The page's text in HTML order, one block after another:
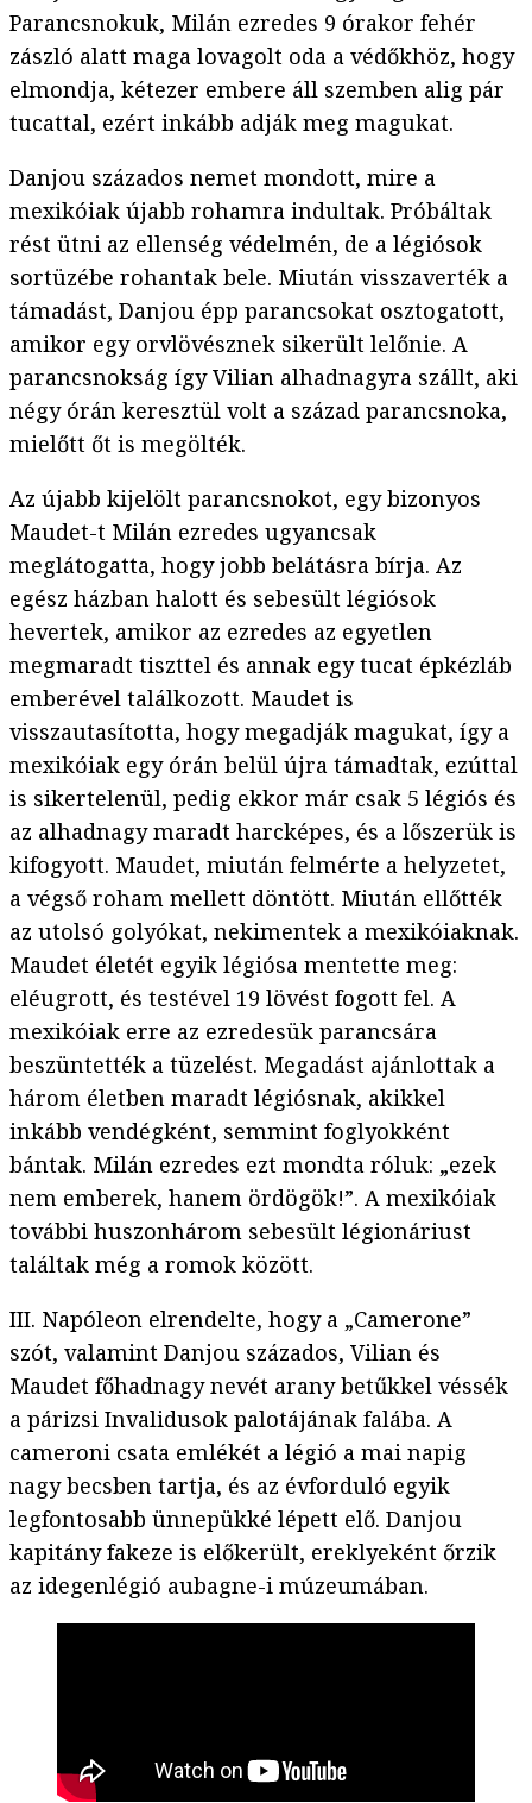
Parancsnokuk, Milán ezredes 9 órakor fehér
zászló alatt maga lovagolt oda a védőkhöz, hogy
elmondja, kétezer embere áll szemben alig pár
tucattal, ezért inkább adják meg magukat.
Danjou százados nemet mondott, mire a
mexikóiak újabb rohamra indultak. Próbáltak
rést ütni az ellenség védelmén, de a légiósok
sortüzébe rohantak bele. Miután visszaverték a
támadást, Danjou épp parancsokat osztogatott,
amikor egy orvlövésznek sikerült lelőnie. A
parancsnokság így Vilian alhadnagyra szállt, aki
négy órán keresztül volt a század parancsnoka,
mielőtt őt is megölték.
Az újabb kijelölt parancsnokot, egy bizonyos
Maudet-t Milán ezredes ugyancsak
meglátogatta, hogy jobb belátásra bírja. Az
egész házban halott és sebesült légiósok
hevertek, amikor az ezredes az egyetlen
megmaradt tiszttel és annak egy tucat épkézláb
emberével találkozott. Maudet is
visszautasította, hogy megadják magukat, így a
mexikóiak egy órán belül újra támadtak, ezúttal
is sikertelenül, pedig ekkor már csak 5 légiós és
az alhadnagy maradt harcképes, és a lőszerük is
kifogyott. Maudet, miután felmérte a helyzetet,
a végső roham mellett döntött. Miután ellőtték
az utolsó golyókat, nekimentek a mexikóiaknak.
Maudet életét egyik légiósa mentette meg:
eléugrott, és testével 19 lövést fogott fel. A
mexikóiak erre az ezredesük parancsára
beszüntették a tüzelést. Megadást ajánlottak a
három életben maradt légiósnak, akikkel
inkább vendégként, semmint foglyokként
bántak. Milán ezredes ezt mondta róluk: „ezek
nem emberek, hanem ördögök!”. A mexikóiak
további huszonhárom sebesült légionáriust
találtak még a romok között.
III. Napóleon elrendelte, hogy a „Camerone”
szót, valamint Danjou százados, Vilian és
Maudet főhadnagy nevét arany betűkkel véssék
a párizsi Invalidusok palotájának falába. A
cameroni csata emlékét a légió a mai napig
nagy becsben tartja, és az évforduló egyik
legfontosabb ünnepükké lépett elő. Danjou
kapitány fakeze is előkerült, ereklyeként őrzik
az idegenlégió aubagne-i múzeumában.